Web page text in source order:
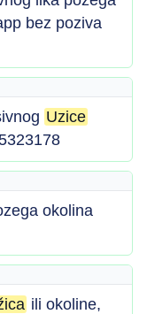
bez poziva
Uzice
okolina
ili okoline,